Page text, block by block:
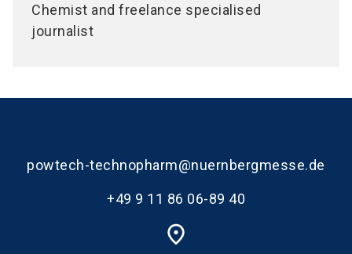
Chemist and freelance specialised
journalist
powtech-technopharm@nuernbergmesse.de
+49 9 11 86 06-89 40
place